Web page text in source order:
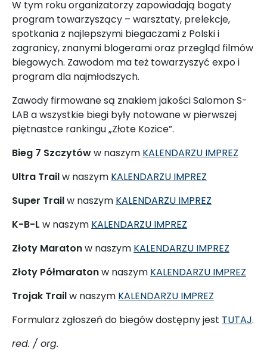
W tym roku organizatorzy zapowiadają bogaty
program towarzyszący – warsztaty, prelekcje,
spotkania z najlepszymi biegaczami z Polski i
zagranicy, znanymi blogerami oraz przegląd filmów
biegowych. Zawodom ma też towarzyszyć expo i
program dla najmłodszych.
Zawody firmowane są znakiem jakości Salomon S-
LAB a wszystkie biegi były notowane w pierwszej
piętnastce rankingu „Złote Kozice”.
Bieg 7 Szczytóww naszym KALENDARZU IMPREZ
Ultra Trailw naszym KALENDARZU IMPREZ
Super Trailw naszym KALENDARZU IMPREZ
K-B-L w naszym KALENDARZU IMPREZ
Złoty Maratonw naszym KALENDARZU IMPREZ
Złoty Półmaratonw naszym KALENDARZU IMPREZ
Trojak Trailw naszym KALENDARZU IMPREZ
Formularz zgłoszeń do biegów dostępny jest TUTAJ.
red. / org.